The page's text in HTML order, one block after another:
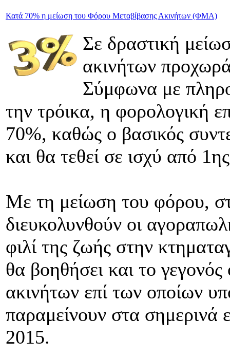
Κατά 70% η μείωση του Φόρου Μεταβίβασης Ακινήτων (ΦΜΑ)
Σε δραστική
ακινήτων
Σύμφωνα με
την τρόικα, η φορολογική
70%, καθώς ο βασικός
και θα τεθεί σε ισχύ από
Με τη μείωση του φόρου,
διευκολυνθούν οι
φιλί της ζωής στην
θα βοηθήσει και το γεγονός
ακινήτων επί των οποίων
παραμείνουν στα σημερινά
2015.